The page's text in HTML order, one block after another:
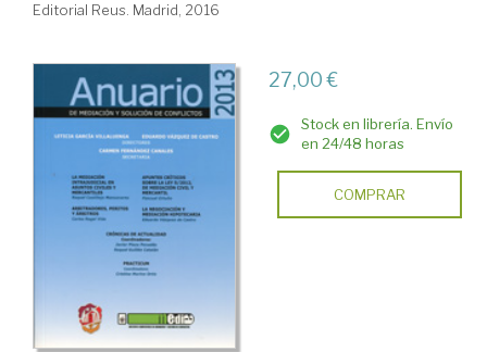
Editorial Reus. Madrid, 2016
27,00 €
Stock en librería. Envío
en 24/48 horas
COMPRAR